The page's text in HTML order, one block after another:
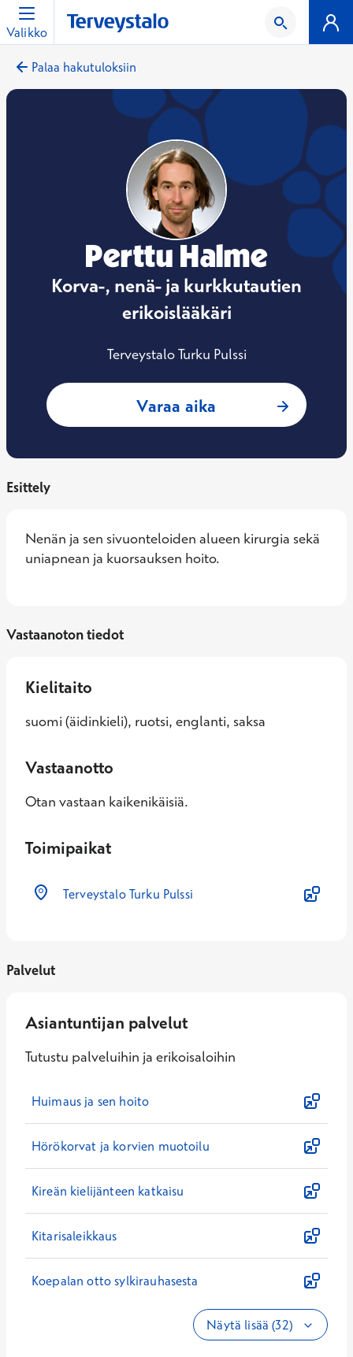
Valikko
Palaa hakutuloksiin
Perttu Halme
Korva-, nenä- ja kurkkutautien
erikoislääkäri
Terveystalo Turku Pulssi
Varaa aika : Perttu Halme,
Esittely
Nenän ja sen sivuonteloiden alueen kirurgia sekä
uniapnean ja kuorsauksen hoito.
Vastaanoton tiedot
Kielitaito
suomi (äidinkieli), ruotsi, englanti, saksa
Vastaanotto
Otan vastaan kaikenikäisiä.
Toimipaikat
Terveystalo Turku Pulssi
Palvelut
Asiantuntijan palvelut
Tutustu palveluihin ja erikoisaloihin
Huimaus ja sen hoito
Hörökorvat ja korvien muotoilu
Kireän kielijänteen katkaisu
Kitarisaleikkaus
Koepalan otto sylkirauhasesta
Näytä lisää (32)